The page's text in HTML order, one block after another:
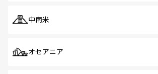
中南米
オセアニア